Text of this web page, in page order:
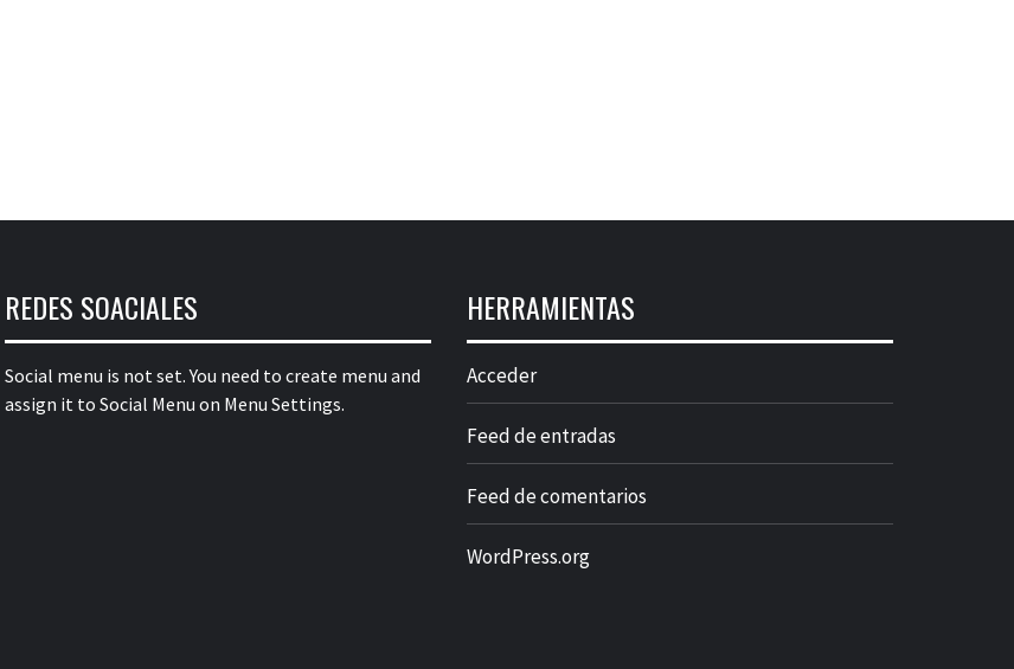
REDES SOACIALES
Social menu is not set. You need to create menu and
assign it to Social Menu on Menu Settings.
HERRAMIENTAS
Acceder
Feed de entradas
Feed de comentarios
WordPress.org